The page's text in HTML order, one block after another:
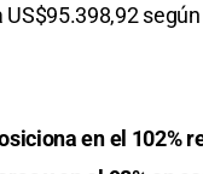
en el 102%